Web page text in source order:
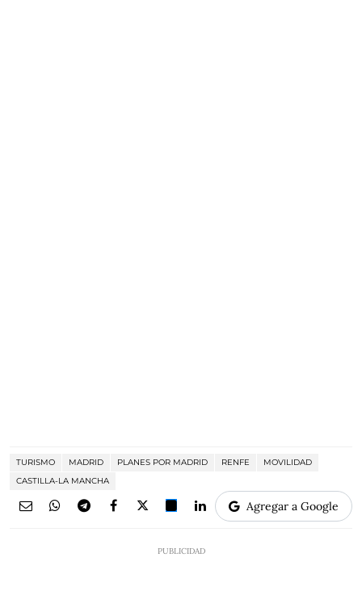
TURISMO MADRID PLANES POR MADRID RENFE
MOVILIDAD
CASTILLA-LA MANCHA
Agregar a Google